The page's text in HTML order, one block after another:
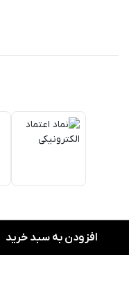
افزودن به سبد خرید